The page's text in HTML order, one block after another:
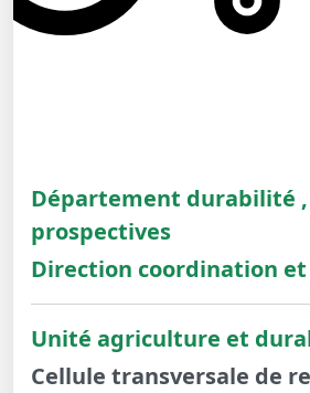
Département durabilité
prospectives
Direction coordination
Unité agriculture et
Cellule transversale de